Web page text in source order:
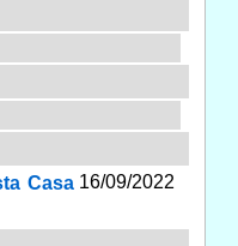
Casa 16/09/2022